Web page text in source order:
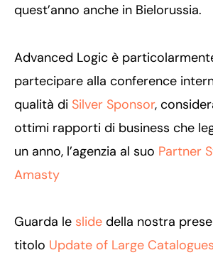
quest’anno anche in Bielorussia.
Advanced Logic è
partecipare alla conference
qualità di Silver Sponsor,
ottimi rapporti di business che
un anno, l’agenzia al suo Partner
Amasty
Guarda le slide della nostra
titolo Update of Large Catalogues